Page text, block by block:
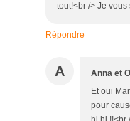
tout!<br /> Je
Répondre
A Anna et
Et oui
pour